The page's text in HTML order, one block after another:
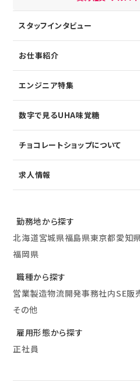
スタッフインタビュー
お仕事紹介
エンジニア特集
数字で見るUHA味覚糖
チョコレートショップについて
求人情報
勤務地から探す
北海道宮城県福島県東京都愛知
福岡県
職種から探す
営業製造物流開発事務社内SE販
その他
雇用形態から探す
正社員